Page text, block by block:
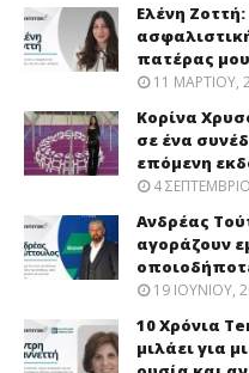
Ελένη
πατέρας
11 ΜΑΡΤΊΟΥ,
Κορίνα
σε ένα
επόμενη
4
Ανδρέας
αγοράζουν
19 ΙΟΥΝΊΟΥ,
10 Χρόνια
μιλάει για